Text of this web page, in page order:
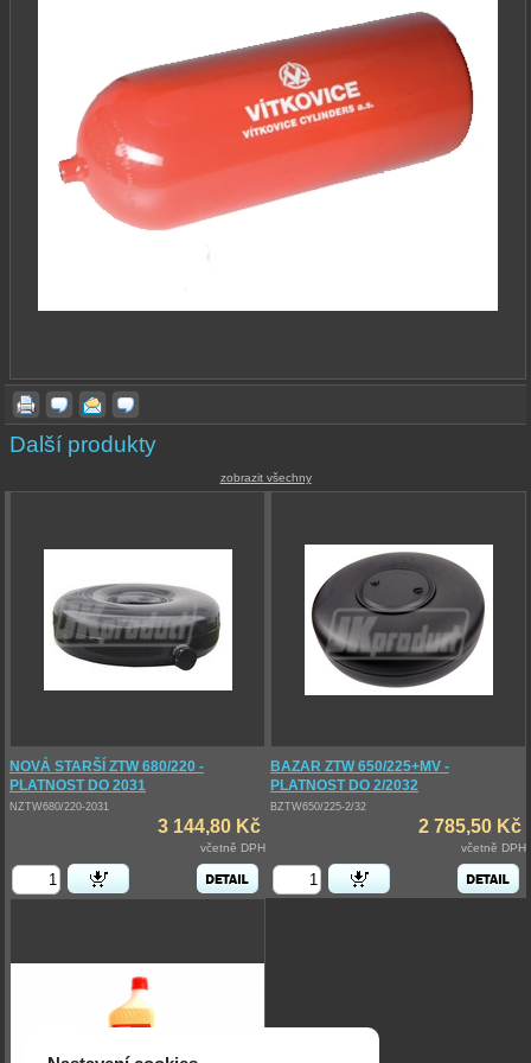
Další produkty
zobrazit všechny
NOVÁ STARŠÍ ZTW 680/220 -
PLATNOST DO 2031
NZTW680/220-2031
3 144,80 Kč
včetně DPH
BAZAR ZTW 650/225+MV -
PLATNOST DO 2/2032
BZTW650/225-2/32
2 785,50 Kč
včetně DPH